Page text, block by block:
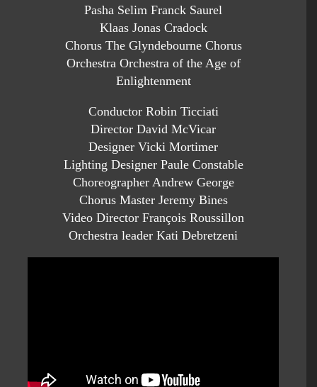
Pasha Selim Franck Saurel
Klaas Jonas Cradock
Chorus The Glyndebourne Chorus
Orchestra Orchestra of the Age of
Enlightenment
Conductor Robin Ticciati
Director David McVicar
Designer Vicki Mortimer
Lighting Designer Paule Constable
Choreographer Andrew George
Chorus Master Jeremy Bines
Video Director François Roussillon
Orchestra leader Kati Debretzeni